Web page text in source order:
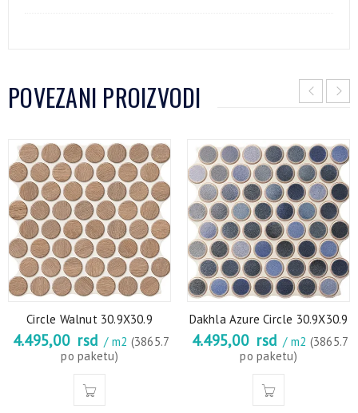
POVEZANI PROIZVODI
Circle Walnut 30.9X30.9
4.495,00 rsd / m2 (3865.7
po paketu)
Dakhla Azure Circle 30.9X30.9
4.495,00 rsd / m2 (3865.7
po paketu)